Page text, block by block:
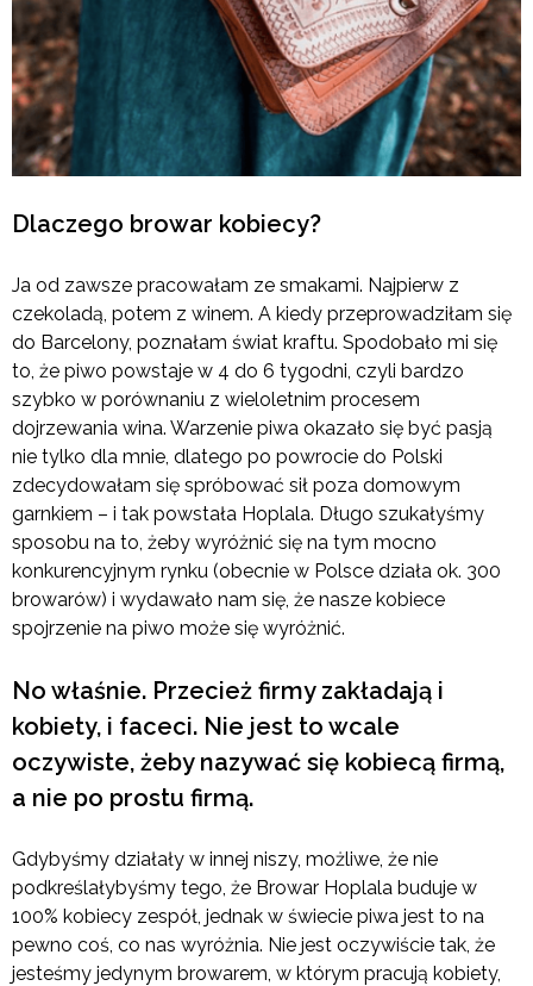
Dlaczego browar kobiecy?
Ja od zawsze pracowałam ze smakami. Najpierw z
czekoladą, potem z winem. A kiedy przeprowadziłam się
do Barcelony, poznałam świat kraftu. Spodobało mi się
to, że piwo powstaje w 4 do 6 tygodni, czyli bardzo
szybko w porównaniu z wieloletnim procesem
dojrzewania wina. Warzenie piwa okazało się być pasją
nie tylko dla mnie, dlatego po powrocie do Polski
zdecydowałam się spróbować sił poza domowym
garnkiem – i tak powstała Hoplala. Długo szukałyśmy
sposobu na to, żeby wyróżnić się na tym mocno
konkurencyjnym rynku (obecnie w Polsce działa ok. 300
browarów) i wydawało nam się, że nasze kobiece
spojrzenie na piwo może się wyróżnić.
No właśnie. Przecież firmy zakładają i
kobiety, i faceci. Nie jest to wcale
oczywiste, żeby nazywać się kobiecą firmą,
a nie po prostu firmą.
Gdybyśmy działały w innej niszy, możliwe, że nie
podkreślałybyśmy tego, że Browar Hoplala buduje w
100% kobiecy zespół, jednak w świecie piwa jest to na
pewno coś, co nas wyróżnia. Nie jest oczywiście tak, że
jesteśmy jedynym browarem, w którym pracują kobiety,